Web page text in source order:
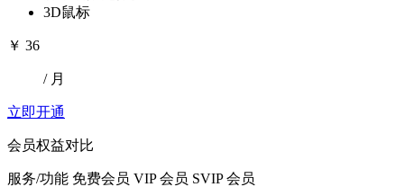
3D鼠标
￥ 36
/ 月
立即开通
会员权益对比
服务/功能 免费会员 VIP 会员 SVIP 会员